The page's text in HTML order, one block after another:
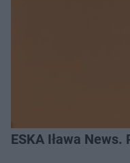
ESKA Iława